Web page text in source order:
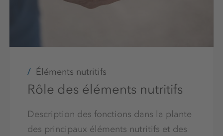
Éléments nutritifs
Rôle des éléments nutritifs
Description des fonctions dans la plante
des principaux éléments nutritifs et des